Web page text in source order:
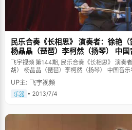
民乐合奏《长相思》 演奏者：徐艳（
杨晶晶（琵琶）李柯然（扬琴） 中国
飞宇视频 第144期, 民乐合奏《长相思》 演奏
胡） 杨晶晶（琵琶）李柯然（扬琴） 中国音乐
UP主: 飞宇视频
乐器 • 2013/7/4